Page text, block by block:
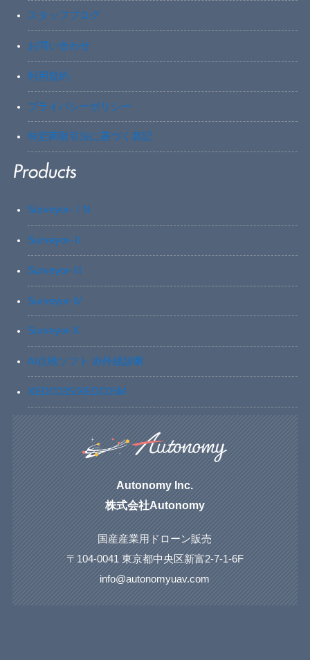
スタッフブログ
お問い合わせ
利用規約
プライバシーポリシー
特定商取引法に基づく表記
Surveyor-ⅠN
Surveyor-Ⅱ
Surveyor-Ⅲ
Surveyor-Ⅳ
Surveyor-X
AI点検ソフト 赤外線診断
XEDC03S/XEDC05M
Autonomy Inc.
株式会社Autonomy
国産産業用ドローン販売
〒104-0041 東京都中央区新富2-7-1-6F
info@autonomyuav.com